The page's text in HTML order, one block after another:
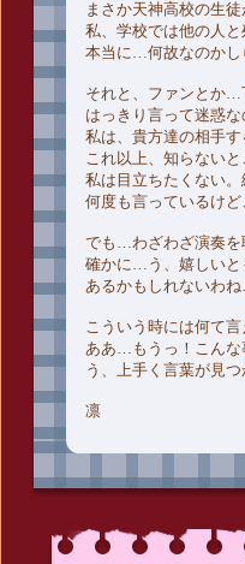
まさか天神高校の生
私、学校では他の人
本当に…何故なのか
それと、ファンとか…
はっきり言って迷惑な
私は、貴方達の相手
これ以上、知らない
私は目立ちたくない。
何度も言っているけ
でも…わざわざ演奏を
確かに…う、嬉しいと
あるかもしれないわね
こういう時には何て
ああ…もうっ！こんな
う、上手く言葉が見
凛